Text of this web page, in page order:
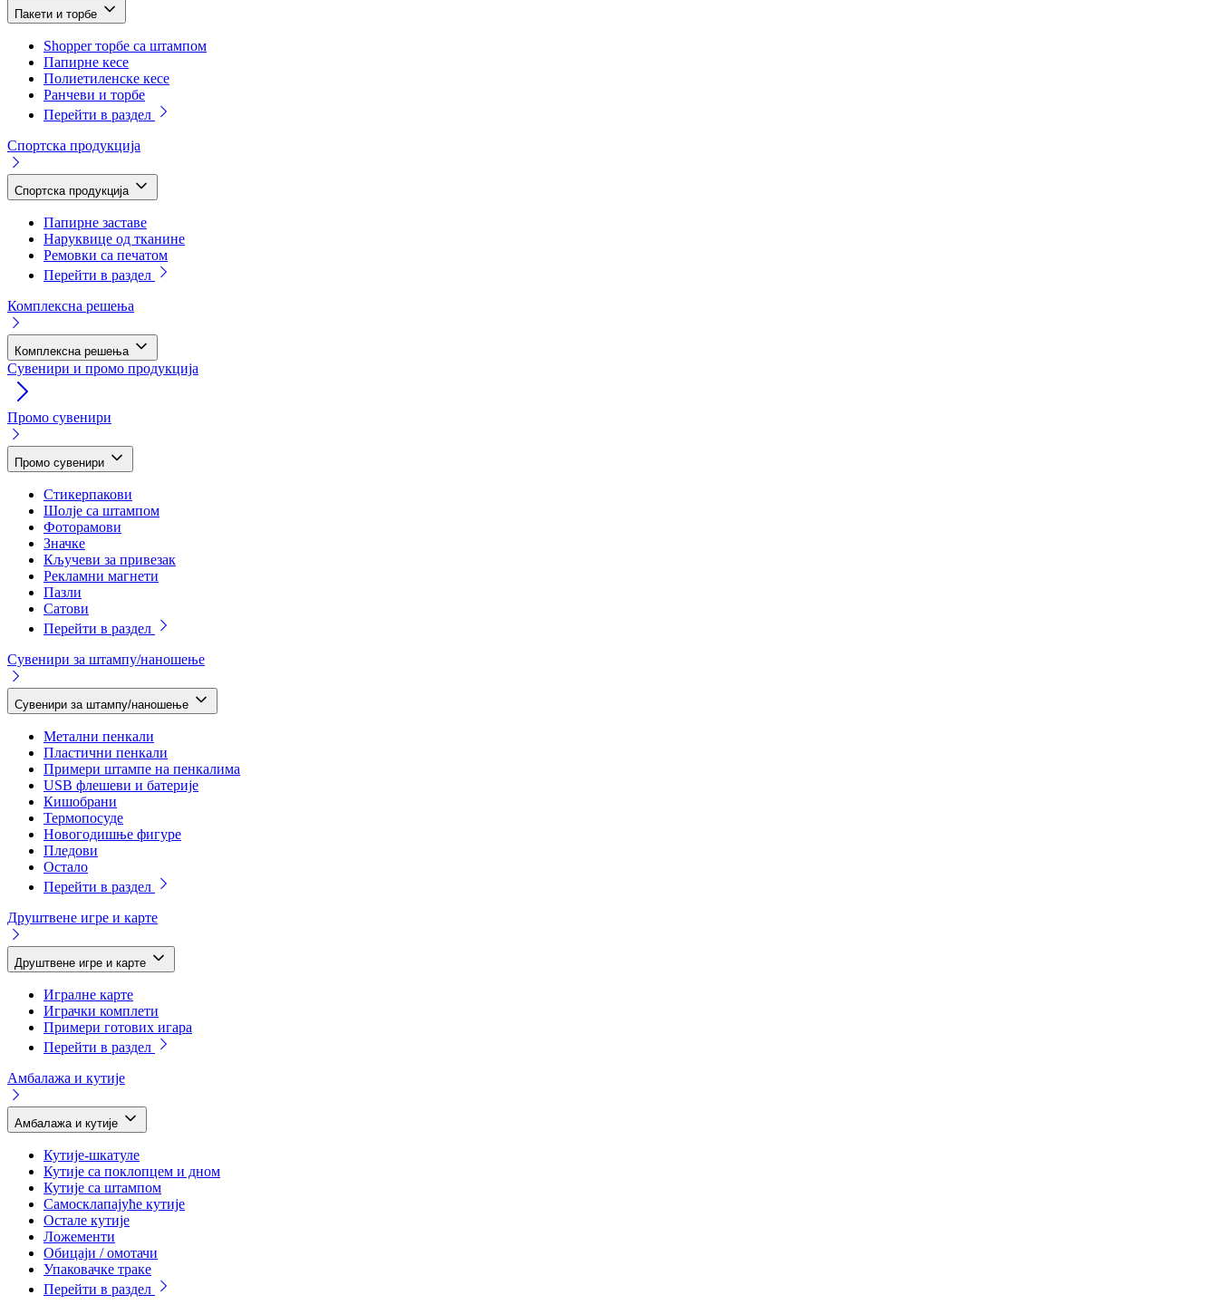
Пакети и торбе
Shopper торбе са штампом
Папирне кесе
Полиетиленске кесе
Ранчеви и торбе
Перейти в раздел
Спортска продукција
Спортска продукција
Папирне заставе
Наруквице од тканине
Ремовки са печатом
Перейти в раздел
Комплексна решења
Комплексна решења
Сувенири и промо продукција
Промо сувенири
Промо сувенири
Стикерпакови
Шолје са штампом
Фоторамови
Значке
Кључеви за привезак
Рекламни магнети
Пазли
Сатови
Перейти в раздел
Сувенири за штампу/наношење
Сувенири за штампу/наношење
Метални пенкали
Пластични пенкали
Примери штампе на пенкалима
USB флешеви и батерије
Кишобрани
Термопосуде
Новогодишње фигуре
Пледови
Остало
Перейти в раздел
Друштвене игре и карте
Друштвене игре и карте
Игралне карте
Играчки комплети
Примери готових игара
Перейти в раздел
Амбалажа и кутије
Амбалажа и кутије
Кутије-шкатуле
Кутије са поклопцем и дном
Кутије са штампом
Самосклапајуће кутије
Остале кутије
Ложементи
Обицаји / омотачи
Упаковачке траке
Перейти в раздел